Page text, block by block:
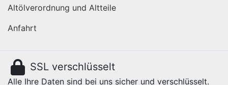
Altölverordnung und Altteile
Anfahrt
SSL verschlüsselt
Alle Ihre Daten sind bei uns sicher und verschlüsselt.